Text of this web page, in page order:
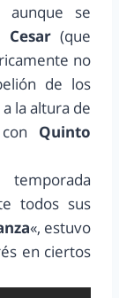
se
Cesar(que
no
de los
la altura de
Quinto
todos sus
«, estuvo
en ciertos